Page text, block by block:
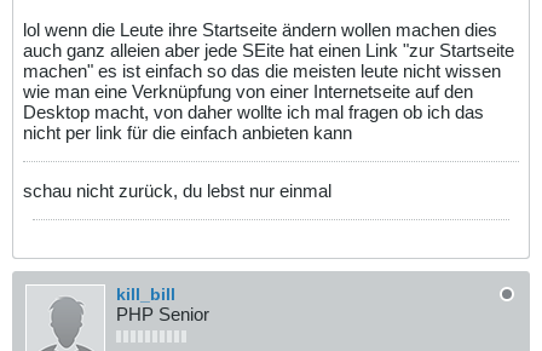
lol wenn die Leute ihre Startseite ändern wollen machen dies
auch ganz alleien aber jede SEite hat einen Link "zur Startseite
machen" es ist einfach so das die meisten leute nicht wissen
wie man eine Verknüpfung von einer Internetseite auf den
Desktop macht, von daher wollte ich mal fragen ob ich das
nicht per link für die einfach anbieten kann
schau nicht zurück, du lebst nur einmal
kill_bill
PHP Senior